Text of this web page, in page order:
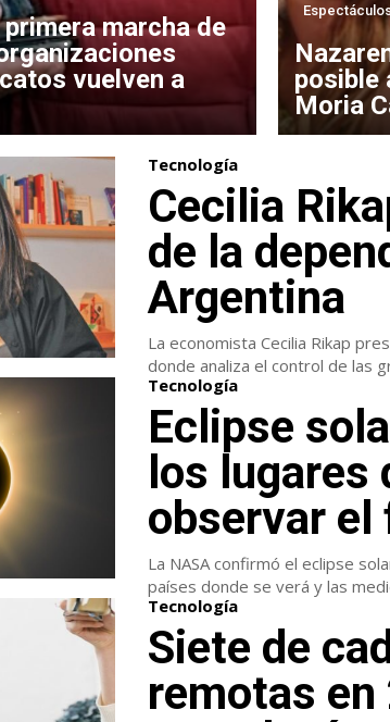
marcha de
vuelven a
posible
Moria
Tecnología
Cecilia
de la
Argentina
La economista Cecilia Rikap
donde analiza el control de las
Tecnología
Eclipse
los lugares
observar el
La NASA confirmó el eclipse
países donde se verá y las
Tecnología
Siete de
remotas en